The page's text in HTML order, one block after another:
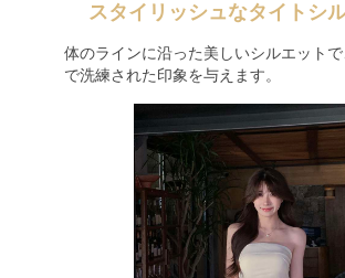
スタイリッシュなタイトシ
体のラインに沿った美しいシルエットで
で洗練された印象を与えます。